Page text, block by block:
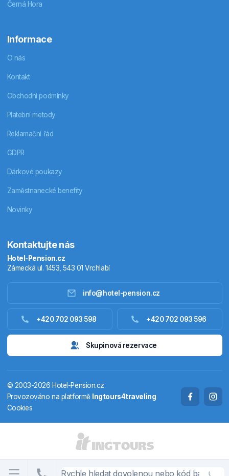
Ubytování zahraniční
Termály
Chaty a chalupy
DE
Černá Hora
Informace
O nás
Kontakt
Obchodní podmínky
Platební metody
Reklamační řád
GDPR
Dárkové poukazy
Zaměstnanecké benefity
Novinky
Kontaktujte nás
Hotel-Pension.cz
Zámecká ul. 1453, 543 01 Vrchlabí
info@hotel-pension.cz
+420 702 093 598 +420 702 093 596
Skupinová rezervace
© 2003-2026 Hotel-Pension.cz
Provozováno na platformě Ingtours4traveling
Cookies